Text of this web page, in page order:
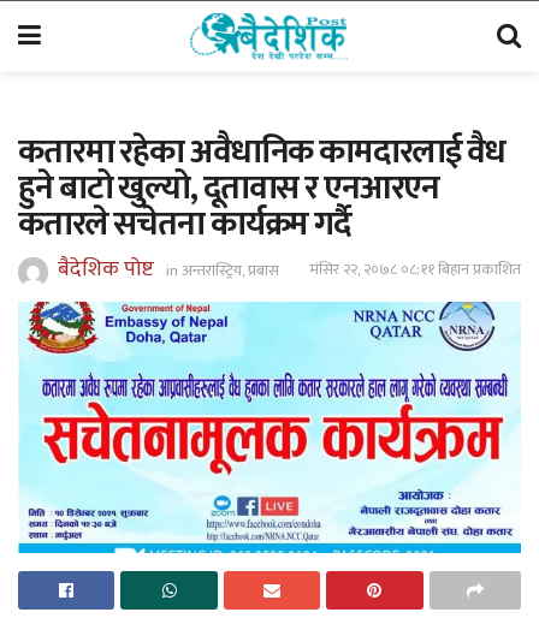
कतारमा रहेका अवैधानिक कामदारलाई वैध
हुने बाटो खुल्यो, दूतावास र एनआरएन
कतारले सचेतना कार्यक्रम गर्दै
बैदेशिक पोष्ट inअन्तरास्ट्रिय,प्रबास मंसिर २२, २०७८ ०८;११ बिहान प्रकाशित